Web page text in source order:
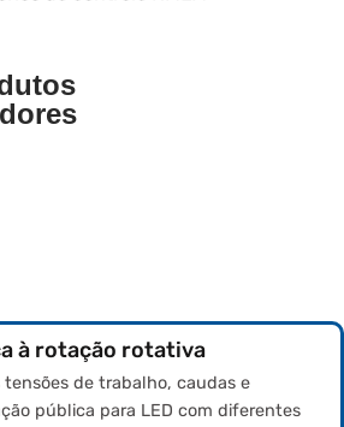
à rotação rotativa
de trabalho, caudas e
pública para LED com diferentes